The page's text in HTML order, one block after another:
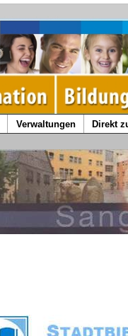
Verwaltungen Direkt